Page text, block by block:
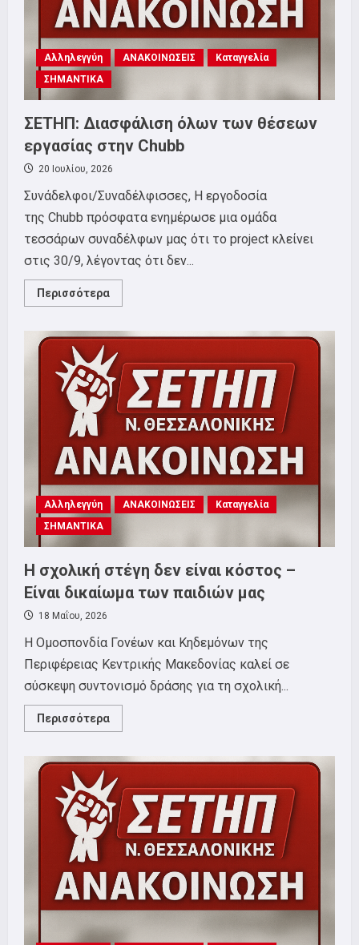
Αλληλεγγύη ΑΝΑΚΟΙΝΩΣΕΙΣ
Καταγγελία
ΣΗΜΑΝΤΙΚΑ
ΣΕΤΗΠ: Διασφάλιση όλων των θέσεων
εργασίας στην Chubb
20 Ιουλίου, 2026
Συνάδελφοι/Συναδέλφισσες, Η εργοδοσία
της Chubb πρόσφατα ενημέρωσε μια ομάδα
τεσσάρων συναδέλφων μας ότι το project κλείνει
στις 30/9, λέγοντας ότι δεν...
Περισσότερα
more
Διασφάλιση
των
θέσεων
εργασίας
στην
Chubb
Αλληλεγγύη ΑΝΑΚΟΙΝΩΣΕΙΣ
Καταγγελία
ΣΗΜΑΝΤΙΚΑ
Η σχολική στέγη δεν είναι κόστος –
Είναι δικαίωμα των παιδιών μας
18 Μαΐου, 2026
Η Ομοσπονδία Γονέων και Κηδεμόνων της
Περιφέρειας Κεντρικής Μακεδονίας καλεί σε
σύσκεψη συντονισμό δράσης για τη σχολική...
Περισσότερα
more
σχολική
δεν
είναι
κόστος
–
Είναι
δικαίωμα
των
μας